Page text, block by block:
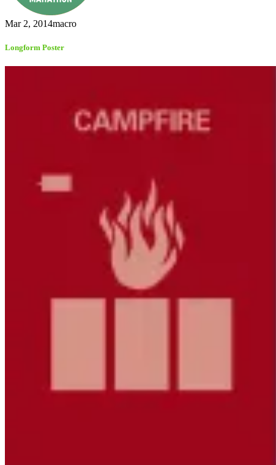
Mar 2, 2014macro
Longform Poster